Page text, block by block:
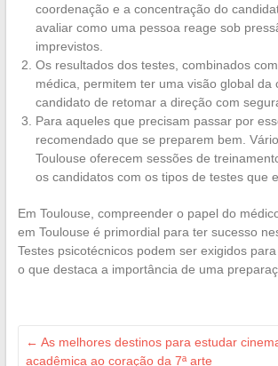
coordenação e a concentração do
avaliar como uma pessoa reage sob
imprevistos.
Os resultados dos testes, combinados
médica, permitem ter uma visão global da
candidato de retomar a direção com
Para aqueles que precisam passar por
recomendado que se preparem bem.
Toulouse oferecem sessões de
os candidatos com os tipos de testes que
Em Toulouse, compreender o papel do
em Toulouse é primordial para ter sucesso
Testes psicotécnicos podem ser exigidos
o que destaca a importância de uma
← As melhores destinos para estudar
acadêmica ao coração da 7ª arte